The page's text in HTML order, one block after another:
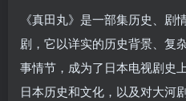
《真田丸》是一部集历史、剧
剧，它以详实的历史背景、复
事情节，成为了日本电视剧史
日本历史和文化，以及对大河